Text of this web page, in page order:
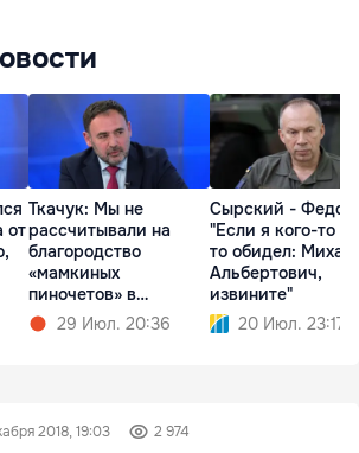
от
Ткачук: Мы не
рассчитывали на
благородство
«мамкиных
пиночетов» в
правительстве
29 Июл. 20:36
Сырский -
"Если я кого-то
то обидел:
Альбертович,
извините"
20 Июл. 23:17
2018, 19:03 2 974